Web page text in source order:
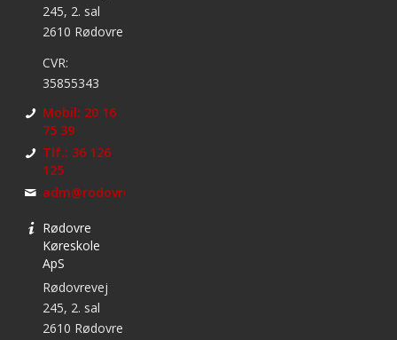
245, 2. sal
2610 Rødovre
CVR:
35855343
Mobil: 20 16
75 39
Tlf.: 36 126
125
adm@rodovrekoreskole.dk
Rødovre
Køreskole
ApS
Rødovrevej
245, 2. sal
2610 Rødovre